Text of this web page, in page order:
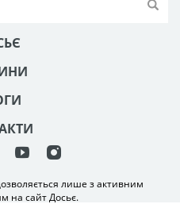
лише з активним
на сайт Досьє.